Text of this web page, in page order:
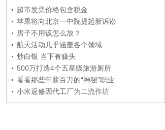
超市发票价格包含税金
苹果将向北京一中院提起新诉讼
房子不用该怎么放？
航天活动几乎涵盖各个领域
炒白银 当下有赚头
500万打造4个五星级旅游厕所
看看那些年薪百万的“神秘”职业
小米返修因代工厂为二流作坊